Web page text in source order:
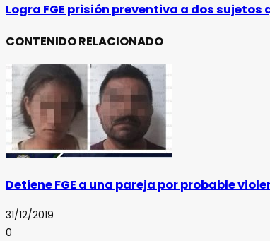
Logra FGE prisión preventiva a dos sujetos
CONTENIDO RELACIONADO
Detiene FGE a una pareja por probable
31/12/2019
0